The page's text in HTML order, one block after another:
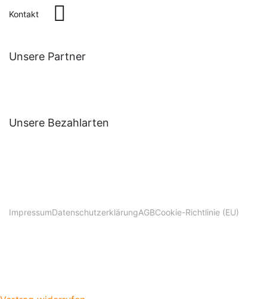
Kontakt
Unsere Partner
Unsere Bezahlarten
ImpressumDatenschutzerklärungAGBCookie-Richtlinie (EU)